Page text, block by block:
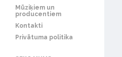
Mūziķiem un
producentiem
Kontakti
Privātuma politika